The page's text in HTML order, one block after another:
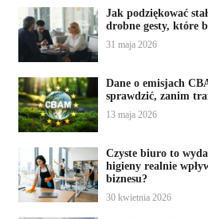
Jak podziękować
drobne gesty, które
31 maja 2026
Dane o emisjach
sprawdzić, zanim
13 maja 2026
Czyste biuro to
higieny realnie
biznesu?
30 kwietnia 2026